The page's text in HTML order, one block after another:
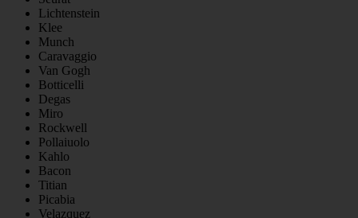
Lichtenstein
Klee
Munch
Caravaggio
Van Gogh
Botticelli
Degas
Miro
Rockwell
Pollaiuolo
Kahlo
Bacon
Titian
Picabia
Velazquez